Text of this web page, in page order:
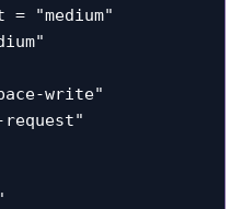
= "medium"
write"